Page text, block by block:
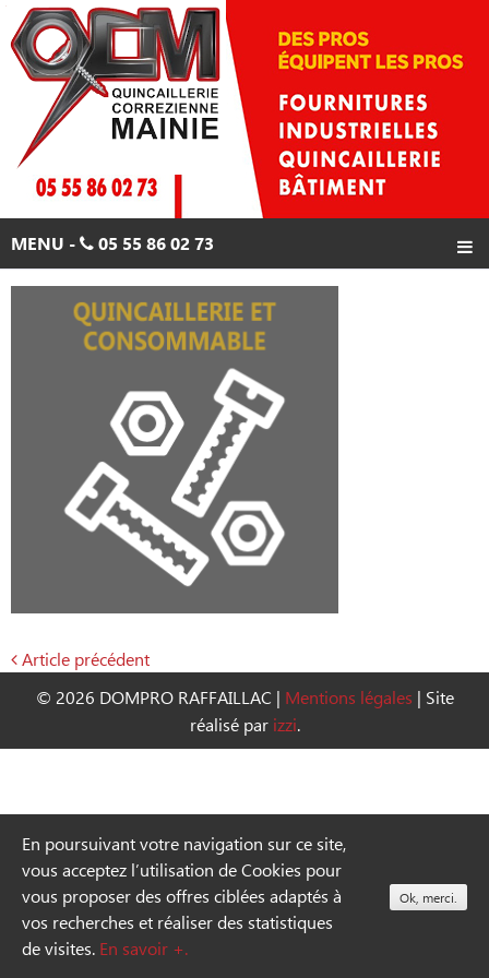
Skip
to
content
MENU - 05 55 86 02 73
ACCUEIL
PRODUITS
PROMOTIONS
CONTACTS
05 55 86 02 73
Navigation
Article précédent
© 2026 DOMPRO RAFFAILLAC | Mentions légales | Site
réalisé par izzi.
En poursuivant votre navigation sur ce site,
vous acceptez l’utilisation de Cookies pour
vous proposer des offres ciblées adaptés à
vos recherches et réaliser des statistiques
de visites. En savoir +.
Ok, merci.